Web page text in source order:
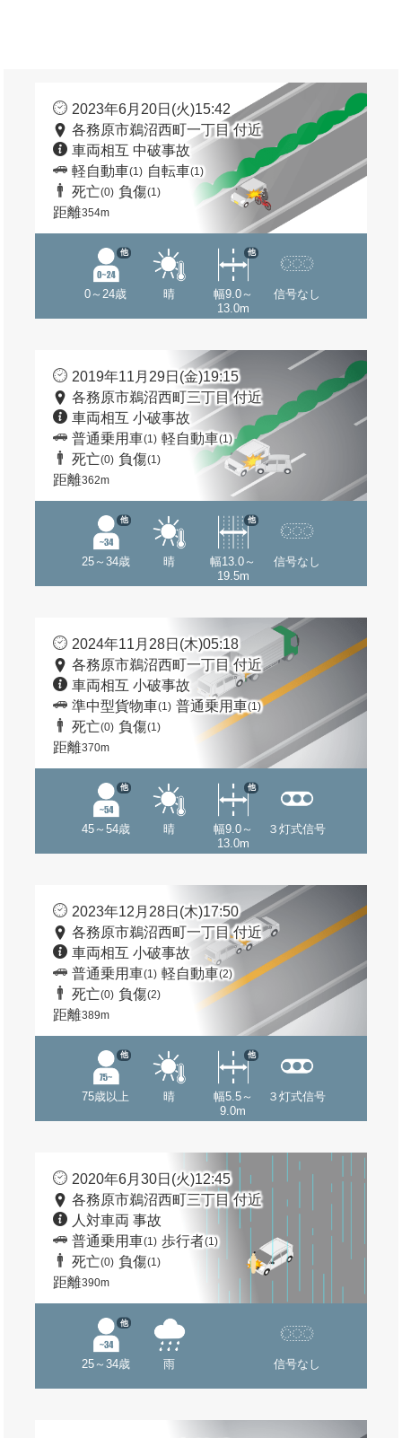
2023年6月20日(火)15:42
各務原市鵜沼西町一丁目 付近
車両相互 中破事故
軽自動車(1) 自転車(1)
死亡(0) 負傷(1)
距離354m
0～24歳
他
晴
幅9.0～
13.0m
他
信号なし
2019年11月29日(金)19:15
各務原市鵜沼西町三丁目 付近
車両相互 小破事故
普通乗用車(1) 軽自動車(1)
死亡(0) 負傷(1)
距離362m
25～34歳
他
晴
幅13.0～
19.5m
他
信号なし
2024年11月28日(木)05:18
各務原市鵜沼西町一丁目 付近
車両相互 小破事故
準中型貨物車(1) 普通乗用車(1)
死亡(0) 負傷(1)
距離370m
45～54歳
他
晴
幅9.0～
13.0m
他
３灯式信号
2023年12月28日(木)17:50
各務原市鵜沼西町一丁目 付近
車両相互 小破事故
普通乗用車(1) 軽自動車(2)
死亡(0) 負傷(2)
距離389m
75歳以上
他
晴
幅5.5～
9.0m
他
３灯式信号
2020年6月30日(火)12:45
各務原市鵜沼西町三丁目 付近
人対車両 事故
普通乗用車(1) 歩行者(1)
死亡(0) 負傷(1)
距離390m
25～34歳
他
雨 信号なし